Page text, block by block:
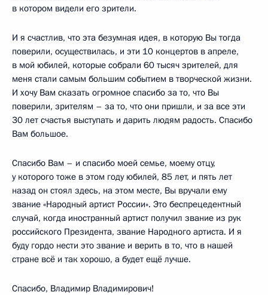
в котором видели его зрители.
И я счастлив, что эта безумная идея, в которую Вы тогда
поверили, осуществилась, и эти 10 концертов в апреле,
в мой юбилей, которые собрали 60 тысяч зрителей, для
меня стали самым большим событием в творческой жизни.
И хочу Вам сказать огромное спасибо за то, что Вы
поверили, зрителям – за то, что они пришли, и за все эти
30 лет счастья выступать и дарить людям радость. Спасибо
Вам большое.
Спасибо Вам – и спасибо моей семье, моему отцу,
у которого тоже в этом году юбилей, 85 лет, и пять лет
назад он стоял здесь, на этом месте, Вы вручали ему
звание «Народный артист России». Это беспрецедентный
случай, когда иностранный артист получил звание из рук
российского Президента, звание Народного артиста. И я
буду гордо нести это звание и верить в то, что в нашей
стране всё и так хорошо, а будет ещё лучше.
Спасибо, Владимир Владимирович!